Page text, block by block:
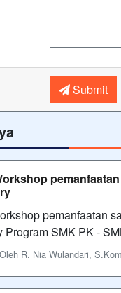
Submit
pemanfaatan
Program SMK PK -
R. Nia Wulandari,